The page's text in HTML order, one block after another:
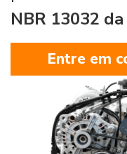
NBR 13032
Entre em